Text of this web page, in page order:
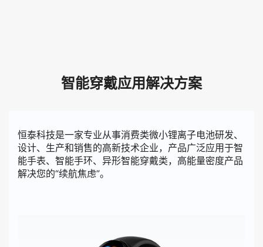
智能穿戴应用解决方案
恒泰科技是一家专业从事消费类微小锂离子电池研发、
设计、生产和销售的高新技术企业，产品广泛应用于智
能手表、智能手环、异形智能穿戴类，高能量密度产品
解决您的“续航焦虑”。